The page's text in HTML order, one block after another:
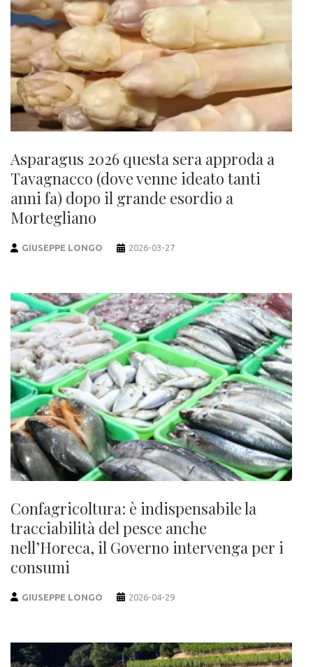
Asparagus 2026 questa sera approda a
Tavagnacco (dove venne ideato tanti
anni fa) dopo il grande esordio a
Mortegliano
GIUSEPPE LONGO 2026-03-27
Confagricoltura: è indispensabile la
tracciabilità del pesce anche
nell’Horeca, il Governo intervenga per i
consumi
GIUSEPPE LONGO 2026-04-29